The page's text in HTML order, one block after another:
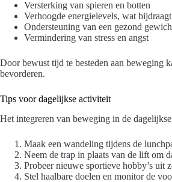
Versterking van spieren en botten
Verhoogde energielevels, wat
Ondersteuning van een gezond
Vermindering van stress en angst
Door bewust tijd te besteden aan beweging
bevorderen.
Tips voor dagelijkse activiteit
Het integreren van beweging in de
Maak een wandeling tijdens de
Neem de trap in plaats van de lift om
Probeer nieuwe sportieve hobby’s uit
Stel haalbare doelen en monitor de